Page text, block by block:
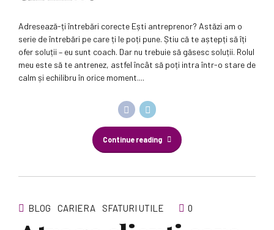
Adresează-ți întrebări corecte Ești antreprenor? Astăzi am o
serie de întrebări pe care ți le poți pune. Știu că te aștepți să îți
ofer soluții – eu sunt coach. Dar nu trebuie să găsesc soluții. Rolul
meu este să te antrenez, astfel încât să poți intra într-o stare de
calm și echilibru în orice moment....
Continue reading
BLOG CARIERA SFATURI UTILE 0